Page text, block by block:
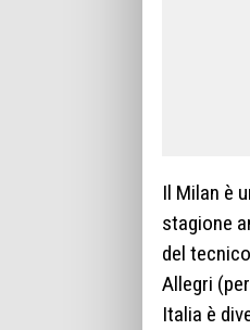
Il Milan è
stagione
del
Allegri
Italia è